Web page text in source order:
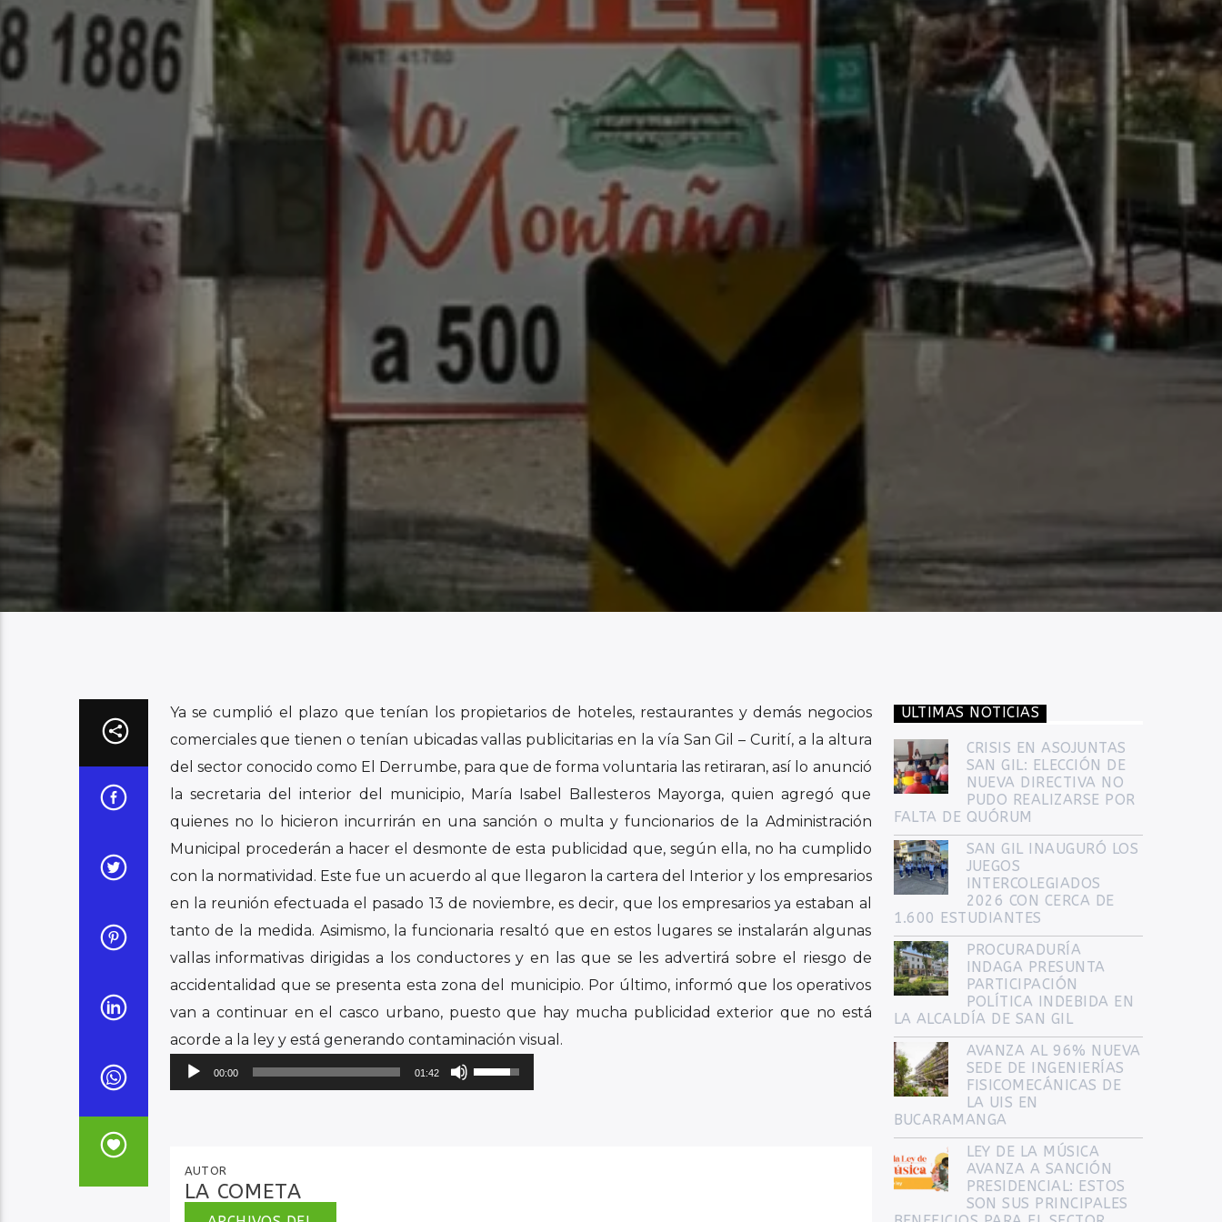
Ya se cumplió el plazo que tenían los propietarios de hoteles, restaurantes y demás negocios
comerciales que tienen o tenían ubicadas vallas publicitarias en la vía San Gil – Curití, a la altura
del sector conocido como El Derrumbe, para que de forma voluntaria las retiraran, así lo anunció
la secretaria del interior del municipio, María Isabel Ballesteros Mayorga, quien agregó que
quienes no lo hicieron incurrirán en una sanción o multa y funcionarios de la Administración
Municipal procederán a hacer el desmonte de esta publicidad que, según ella, no ha cumplido
con la normatividad. Este fue un acuerdo al que llegaron la cartera del Interior y los empresarios
en la reunión efectuada el pasado 13 de noviembre, es decir, que los empresarios ya estaban al
tanto de la medida. Asimismo, la funcionaria resaltó que en estos lugares se instalarán algunas
vallas informativas dirigidas a los conductores y en las que se les advertirá sobre el riesgo de
accidentalidad que se presenta esta zona del municipio. Por último, informó que los operativos
van a continuar en el casco urbano, puesto que hay mucha publicidad exterior que no está
acorde a la ley y está generando contaminación visual.
Reproductor
de
00:00 01:42
Utiliza
las
AUTOR
LA COMETA
ULTIMAS NOTICIAS
CRISIS EN ASOJUNTAS
SAN GIL: ELECCIÓN DE
NUEVA DIRECTIVA NO
PUDO REALIZARSE POR
FALTA DE QUÓRUM
SAN GIL INAUGURÓ LOS
JUEGOS
INTERCOLEGIADOS
2026 CON CERCA DE
1.600 ESTUDIANTES
PROCURADURÍA
INDAGA PRESUNTA
PARTICIPACIÓN
POLÍTICA INDEBIDA EN
LA ALCALDÍA DE SAN GIL
AVANZA AL 96% NUEVA
SEDE DE INGENIERÍAS
FISICOMECÁNICAS DE
LA UIS EN
BUCARAMANGA
LEY DE LA MÚSICA
AVANZA A SANCIÓN
PRESIDENCIAL: ESTOS
SON SUS PRINCIPALES